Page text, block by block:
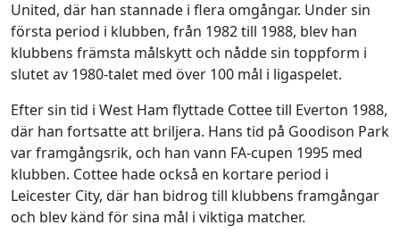
United, där han stannade i flera omgångar. Under sin
första period i klubben, från 1982 till 1988, blev han
klubbens främsta målskytt och nådde sin toppform i
slutet av 1980-talet med över 100 mål i ligaspelet.
Efter sin tid i West Ham flyttade Cottee till Everton 1988,
där han fortsatte att briljera. Hans tid på Goodison Park
var framgångsrik, och han vann FA-cupen 1995 med
klubben. Cottee hade också en kortare period i
Leicester City, där han bidrog till klubbens framgångar
och blev känd för sina mål i viktiga matcher.